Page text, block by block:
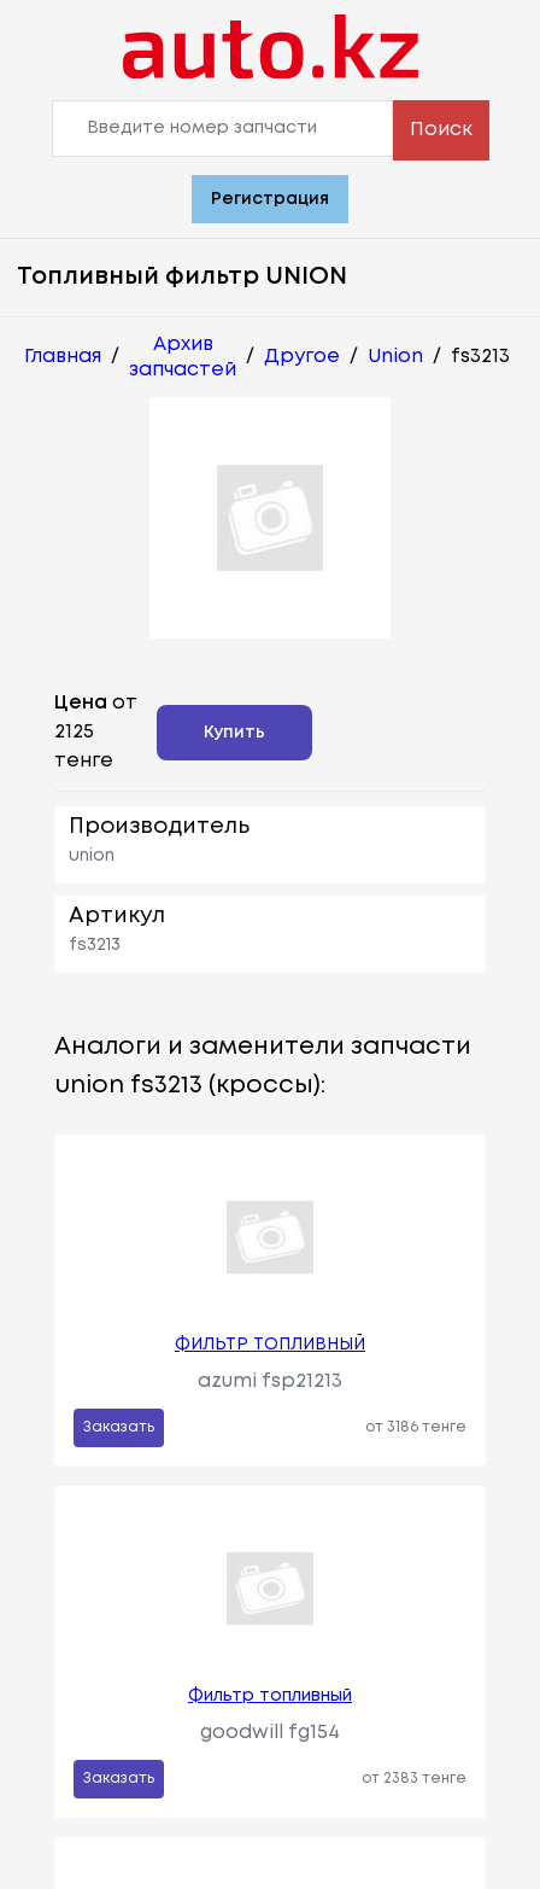
Поиск
Регистрация
Топливный фильтр UNION
Главная /
Архив
запчастей
/ Другое / Union / fs3213
Цена от
2125
тенге
Купить
Производитель
union
Артикул
fs3213
Аналоги и заменители запчасти
union fs3213 (кроссы):
ФИЛЬТР ТОПЛИВНЫЙ
azumi fsp21213
Заказать от 3186 тенге
Фильтр топливный
goodwill fg154
Заказать от 2383 тенге